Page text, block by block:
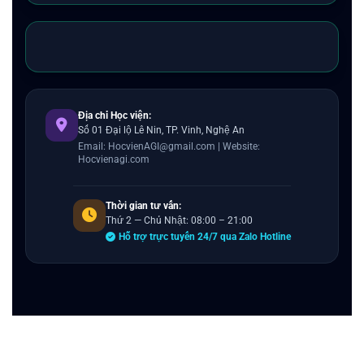
Địa chỉ Học viện:
Số 01 Đại lộ Lê Nin, TP. Vinh, Nghệ An
Email: HocvienAGI@gmail.com | Website:
Hocvienagi.com
Thời gian tư vấn:
Thứ 2 — Chủ Nhật: 08:00 – 21:00
Hỗ trợ trực tuyến 24/7 qua Zalo Hotline